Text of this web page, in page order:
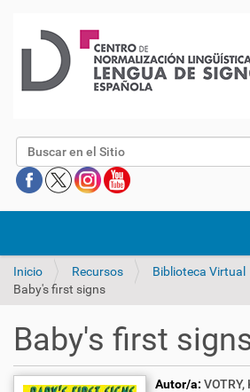
Buscar
Inicio Recursos
Biblioteca Virtual
Baby's first signs
Baby's first
Autor/a: VOTRY,